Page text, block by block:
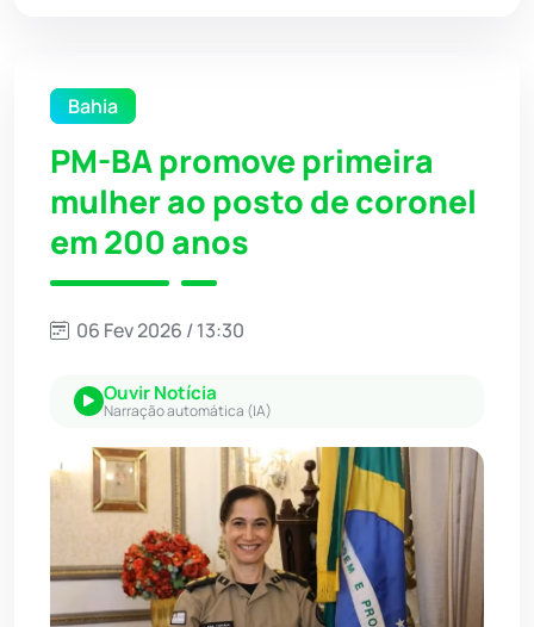
Bahia
PM-BA promove primeira
mulher ao posto de coronel
em 200 anos
06 Fev 2026 / 13:30
Ouvir Notícia
Narração automática (IA)